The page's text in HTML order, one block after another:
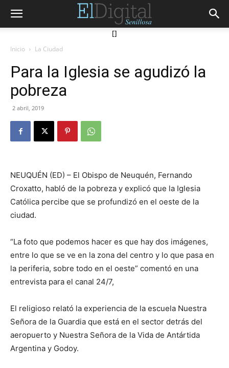
[]
Inicio La Ciudad
Para la Iglesia se agudizó la
pobreza
2 abril, 2019
NEUQUÉN (ED) – El Obispo de Neuquén, Fernando
Croxatto, habló de la pobreza y explicó que la Iglesia
Católica percibe que se profundizó en el oeste de la
ciudad.
“La foto que podemos hacer es que hay dos imágenes,
entre lo que se ve en la zona del centro y lo que pasa en
la periferia, sobre todo en el oeste” comentó en una
entrevista para el canal 24/7,
El religioso relató la experiencia de la escuela Nuestra
Señora de la Guardia que está en el sector detrás del
aeropuerto y Nuestra Señora de la Vida de Antártida
Argentina y Godoy.